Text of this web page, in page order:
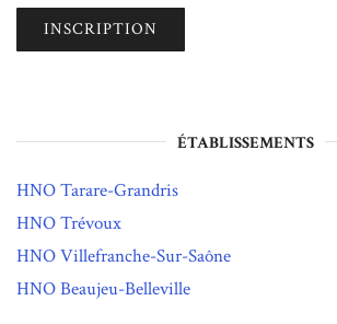
ÉTABLISSEMENTS
HNO Tarare-Grandris
HNO Trévoux
HNO Villefranche-Sur-Saône
HNO Beaujeu-Belleville